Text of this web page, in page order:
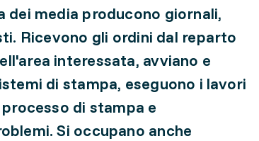
dei media producono giornali,
Ricevono gli ordini dal reparto
interessata, avviano e
di stampa, eseguono i lavori
di stampa e
Si occupano anche